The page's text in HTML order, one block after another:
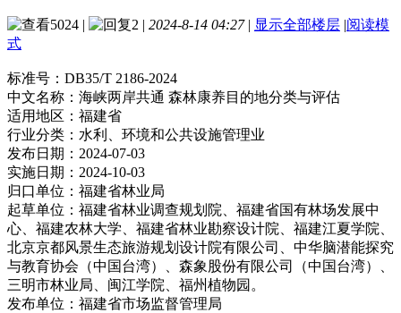
5024 | 2 | 2024-8-14 04:27 | 显示全部楼层 |阅读模
式
标准号： DB35/T 2186-2024
中文名称： 海峡两岸共通 森林康养目的地分类与评估
适用地区： 福建省
行业分类： 水利、环境和公共设施管理业
发布日期： 2024-07-03
实施日期： 2024-10-03
归口单位： 福建省林业局
起草单位： 福建省林业调查规划院、福建省国有林场发展中
心、福建农林大学、福建省林业勘察设计院、福建江夏学院、
北京京都风景生态旅游规划设计院有限公司、中华脑潜能探究
与教育协会（中国台湾）、森象股份有限公司（中国台湾）、
三明市林业局、闽江学院、福州植物园。
发布单位： 福建省市场监督管理局